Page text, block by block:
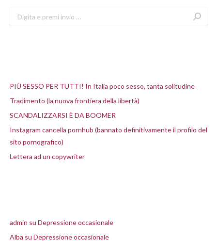
Search:
PIÙ SESSO PER TUTTI! In Italia poco sesso, tanta solitudine
Tradimento (la nuova frontiera della libertà)
SCANDALIZZARSI È DA BOOMER
Instagram cancella pornhub (bannato definitivamente il profilo del
sito pornografico)
Lettera ad un copywriter
admin su Depressione occasionale
Alba su Depressione occasionale